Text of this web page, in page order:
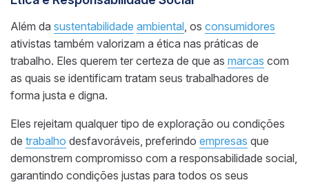
Além da sustentabilidade ambiental, os consumidores
ativistas também valorizam a ética nas práticas de
trabalho. Eles querem ter certeza de que as marcas com
as quais se identificam tratam seus trabalhadores de
forma justa e digna.
Eles rejeitam qualquer tipo de exploração ou condições
de trabalho desfavoráveis, preferindo empresas que
demonstrem compromisso com a responsabilidade social,
garantindo condições justas para todos os seus